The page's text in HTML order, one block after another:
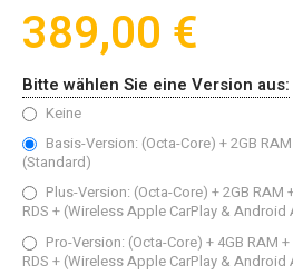
389,00 €
Bitte wählen Sie eine Version aus:
Keine
Basis-Version: (Octa-Core) + 2GB
(Standard)
Plus-Version: (Octa-Core) + 2GB RAM
RDS + (Wireless Apple CarPlay &
Pro-Version: (Octa-Core) + 4GB RAM
RDS + (Wireless Apple CarPlay &